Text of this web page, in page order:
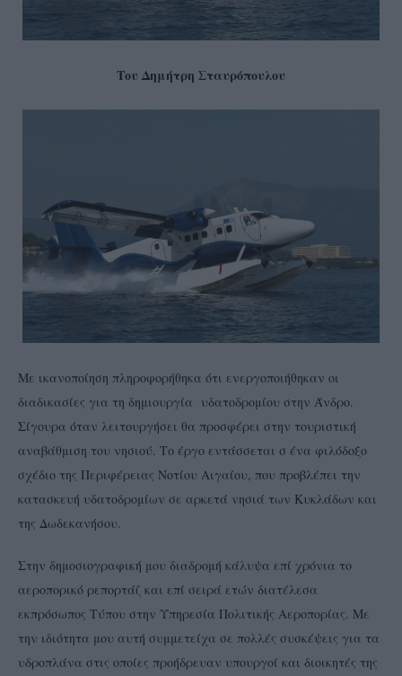
Του Δημήτρη Σταυρόπουλου
Με ικανοποίηση πληροφορήθηκα ότι ενεργοποιήθηκαν οι
διαδικασίες για τη δημιουργία υδατοδρομίου στην Άνδρο.
Σίγουρα όταν λειτουργήσει θα προσφέρει στην τουριστική
αναβάθμιση του νησιού. Το έργο εντάσσεται σ ένα φιλόδοξο
σχέδιο της Περιφέρειας Νοτίου Αιγαίου, που προβλέπει την
κατασκευή υδατοδρομίων σε αρκετά νησιά των Κυκλάδων και
της Δωδεκανήσου.
Στην δημοσιογραφική μου διαδρομή κάλυψα επί χρόνια το
αεροπορικό ρεπορτάζ και επί σειρά ετών διατέλεσα
εκπρόσωπος Τύπου στην Υπηρεσία Πολιτικής Αεροπορίας. Με
την ιδιότητα μου αυτή συμμετείχα σε πολλές συσκέψεις για τα
υδροπλάνα στις οποίες προήδρευαν υπουργοί και διοικητές της